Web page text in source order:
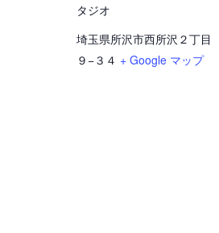
タジオ
埼玉県所沢市西所沢２丁目
９−３４ + Google マップ